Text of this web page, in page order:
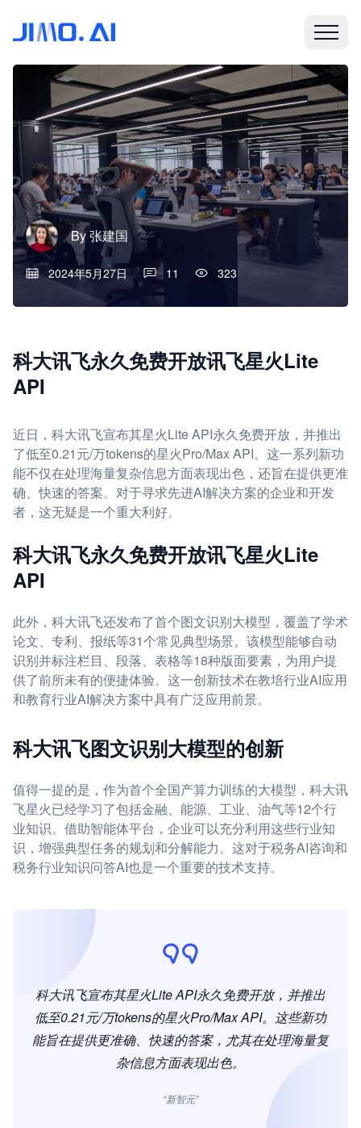
By张建国
2024年5月27日 11 323
科大讯飞永久免费开放讯飞星火Lite
API
近日，科大讯飞宣布其星火Lite API永久免费开放，并推出
了低至0.21元/万tokens的星火Pro/Max API。这一系列新功
能不仅在处理海量复杂信息方面表现出色，还旨在提供更准
确、快速的答案。对于寻求先进AI解决方案的企业和开发
者，这无疑是一个重大利好。
科大讯飞永久免费开放讯飞星火Lite
API
此外，科大讯飞还发布了首个图文识别大模型，覆盖了学术
论文、专利、报纸等31个常见典型场景。该模型能够自动
识别并标注栏目、段落、表格等18种版面要素，为用户提
供了前所未有的便捷体验。这一创新技术在教培行业AI应用
和教育行业AI解决方案中具有广泛应用前景。
科大讯飞图文识别大模型的创新
值得一提的是，作为首个全国产算力训练的大模型，科大讯
飞星火已经学习了包括金融、能源、工业、油气等12个行
业知识。借助智能体平台，企业可以充分利用这些行业知
识，增强典型任务的规划和分解能力。这对于税务AI咨询和
税务行业知识问答AI也是一个重要的技术支持。
科大讯飞宣布其星火Lite API永久免费开放，并推出
低至0.21元/万tokens的星火Pro/Max API。这些新功
能旨在提供更准确、快速的答案，尤其在处理海量复
杂信息方面表现出色。
“新智元”